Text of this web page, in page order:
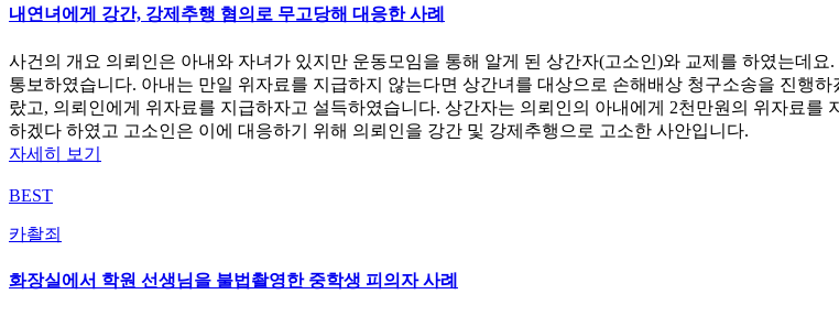
내연녀에게 강간, 강제추행 혐의로 무고당해 대응한 사례
사건의 개요 의뢰인은 아내와 자녀가 있지만 운동모임을 통해 알게 된 상간자(고소인)와 교제를 하였는데
통보하였습니다. 아내는 만일 위자료를 지급하지 않는다면 상간녀를 대상으로 손해배상 청구소송을 진행
랐고, 의뢰인에게 위자료를 지급하자고 설득하였습니다. 상간자는 의뢰인의 아내에게 2천만원의 위자료
하겠다 하였고 고소인은 이에 대응하기 위해 의뢰인을 강간 및 강제추행으로 고소한 사안입니다.
자세히 보기
BEST
카촬죄
화장실에서 학원 선생님을 불법촬영한 중학생 피의자 사례